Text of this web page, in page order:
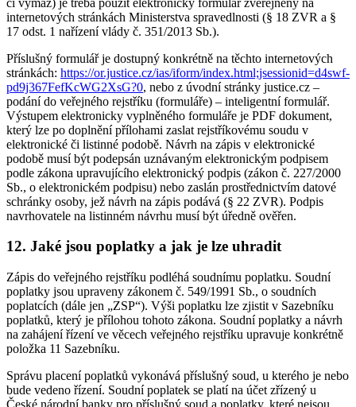
internetových stránkách Ministerstva spravedlnosti (§ 18 ZVR a §
17 odst. 1 nařízení vlády č. 351/2013 Sb.).
Příslušný formulář je dostupný konkrétně na těchto internetových
stránkách: https://or.justice.cz/ias/iform/index.html;jsessionid=d4swf-
pd9j367FefKcWG2XsG?0, nebo z úvodní stránky justice.cz –
podání do veřejného rejstříku (formuláře) – inteligentní formulář.
Výstupem elektronicky vyplněného formuláře je PDF dokument,
který lze po doplnění přílohami zaslat rejstříkovému soudu v
elektronické či listinné podobě. Návrh na zápis v elektronické
podobě musí být podepsán uznávaným elektronickým podpisem
podle zákona upravujícího elektronický podpis (zákon č. 227/2000
Sb., o elektronickém podpisu) nebo zaslán prostřednictvím datové
schránky osoby, jež návrh na zápis podává (§ 22 ZVR). Podpis
navrhovatele na listinném návrhu musí být úředně ověřen.
12. Jaké jsou poplatky a jak je lze uhradit
Zápis do veřejného rejstříku podléhá soudnímu poplatku. Soudní
poplatky jsou upraveny zákonem č. 549/1991 Sb., o soudních
poplatcích (dále jen „ZSP“). Výši poplatku lze zjistit v Sazebníku
poplatků, který je přílohou tohoto zákona. Soudní poplatky a návrh
na zahájení řízení ve věcech veřejného rejstříku upravuje konkrétně
položka 11 Sazebníku.
Správu placení poplatků vykonává příslušný soud, u kterého je nebo
bude vedeno řízení. Soudní poplatek se platí na účet zřízený u